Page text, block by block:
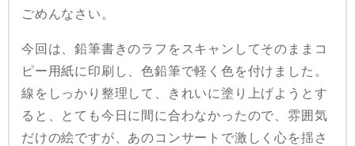
ごめんなさい。
今回は、鉛筆書きのラフをスキャンしてそのままコ
ピー用紙に印刷し、色鉛筆で軽く色を付けました。
線をしっかり整理して、きれいに塗り上げようとす
ると、とても今日に間に合わなかったので、雰囲気
だけの絵ですが、あのコンサートで激しく心を揺さ